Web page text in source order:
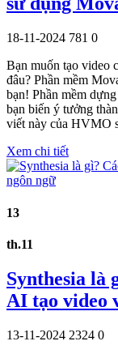
18-11-2024 781 0
Bạn muốn tạo video
đâu? Phần mềm
bạn! Phần mềm
bạn biến ý tưởng
viết này của HVMO
Xem chi tiết
13
th.11
Synthesia là
AI tạo video
13-11-2024 2324 0